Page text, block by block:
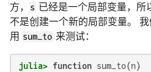
方，
s 已经是一个局部变量，所
不是创建一个新的局部变量。 我
用 sum_to 来测试：
julia> function sum_to(n)